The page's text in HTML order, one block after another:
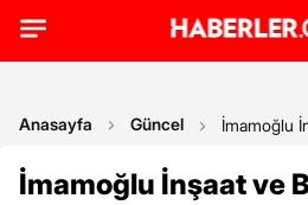
Anasayfa Güncel İmamoğlu
İmamoğlu İnşaat ve